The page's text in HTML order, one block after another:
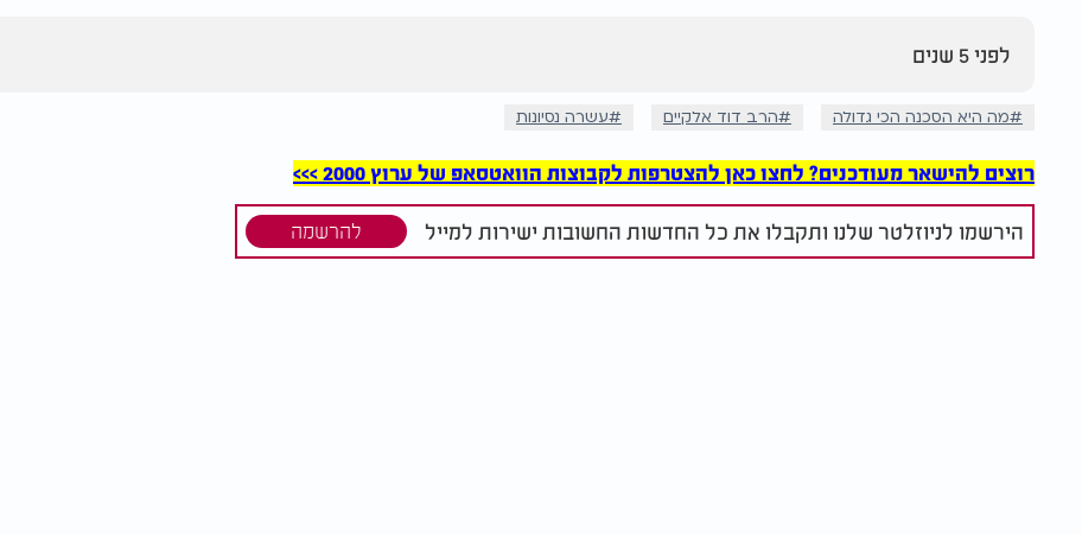
לפני 5 שנים
מה היא הסכנה הכי גדולה הרב דוד אלקיים עשרה נסיונות
רוצים להישאר מעודכנים? לחצו כאן להצטרפות לקבוצות הוואטסאפ של ערוץ 2000 >>>
הירשמו לניוזלטר שלנו ותקבלו את כל החדשות החשובות ישירות למייל להרשמה